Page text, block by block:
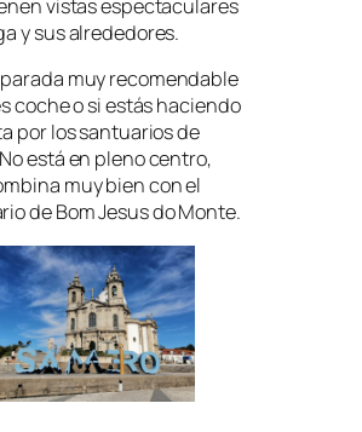
vistas espectaculares
y sus alrededores.
parada muy recomendable
coche o si estás haciendo
por los santuarios de
está en pleno centro,
muy bien con el
de Bom Jesus do Monte.